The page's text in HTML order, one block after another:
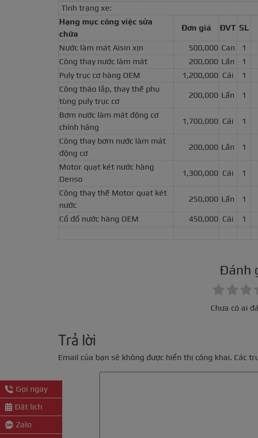
Tình trạng xe:
Hạng mục công việc sửa
chữa
Đơn giá ĐVT SL
Nước làm mát Aisin xịn
500,000 Can 1
Công thay nước làm mát
200,000 Lần 1
Puly trục cơ hàng OEM
1,200,000 Cái 1
Công tháo lắp, thay thế phụ
tùng puly trục cơ
200,000 Lần 1
Bơm nước làm mát động cơ
chính hãng
1,700,000 Cái 1
Công thay bơm nước làm mát
động cơ
200,000 Lần 1
Motor quạt két nước hàng
Denso
1,300,000 Cái 1
Công thay thế Motor quạt két
nước
250,000 Lần 1
Cổ đổ nước hàng OEM 450,000 Cái 1
Đánh
Chưa có ai
Trả lời
Email của bạn sẽ không được hiển thị công khai. Các
Gọi ngay
Đặt lịch
Zalo